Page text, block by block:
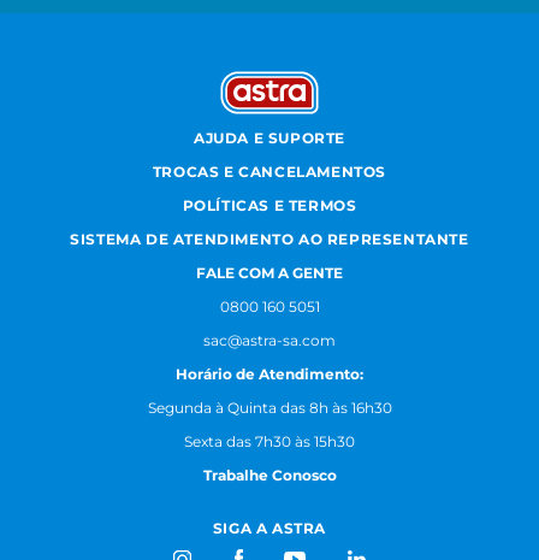
AJUDA E SUPORTE
TROCAS E CANCELAMENTOS
POLÍTICAS E TERMOS
SISTEMA DE ATENDIMENTO AO REPRESENTANTE
FALE COM A GENTE
0800 160 5051
sac@astra-sa.com
Horário de Atendimento:
Segunda à Quinta das 8h às 16h30
Sexta das 7h30 às 15h30
Trabalhe Conosco
SIGA A ASTRA